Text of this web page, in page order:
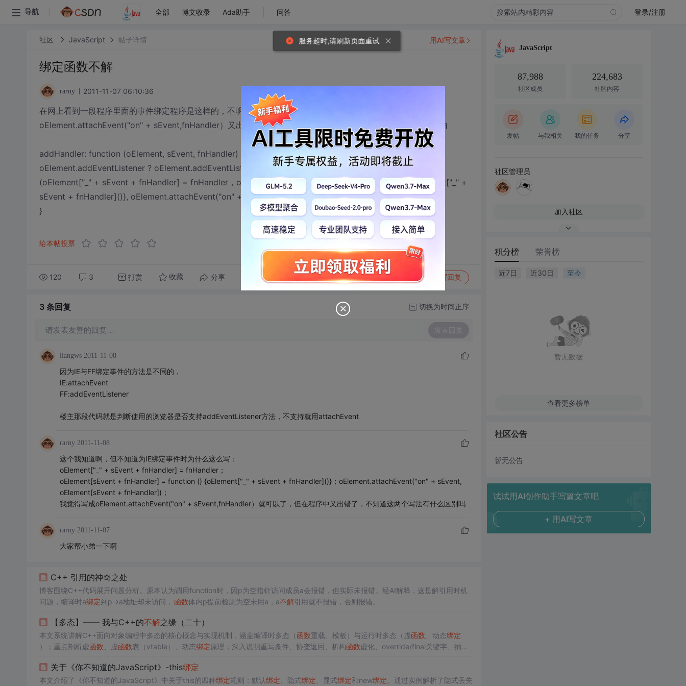
导航 全部 博文收录 Ada助手 问答 登录/注册
社区 JavaScript 帖子详情
绑定函数不解
rarny 2011-11-07 06:10:36
在网上看到一段程序里面的事件绑定程序是这样的，不明白对IE的绑定程序为什么搞的这么复杂?直接用
oElement.attachEvent("on" + sEvent,fnHandler）又出错了，高手指教啊，这样写的用意是什么，实在看不明白
addHandler: function (oElement, sEvent, fnHandler) {
oElement.addEventListener ? oElement.addEventListener(sEvent, fnHandler, false) :
(oElement["_" + sEvent + fnHandler] = fnHandler，oElement[sEvent + fnHandler] = function () {oElement["_" +
sEvent + fnHandler]()}, oElement.attachEvent("on" + sEvent, oElement[sEvent + fnHandler]))
}
给本帖投票
120 3 打赏 收藏 分享 转发到动态 举报 写回复
用AI写文章
3 条回复 切换为时间正序
请发表友善的回复… 发表回复
liangws 2011-11-08
因为IE与FF绑定事件的方法是不同的，
IE:attachEvent
FF:addEventListener
楼主那段代码就是判断使用的浏览器是否支持addEventListener方法，不支持就用attachEvent
rarny 2011-11-08
这个我知道啊，但不知道为IE绑定事件时为什么这么写：
oElement["_" + sEvent + fnHandler] = fnHandler；
oElement[sEvent + fnHandler] = function () {oElement["_" + sEvent + fnHandler]()}；oElement.attachEvent("on" + sEvent,
oElement[sEvent + fnHandler])；
我觉得写成oElement.attachEvent("on" + sEvent,fnHandler）就可以了，但在程序中又出错了，不知道这两个写法有什么区别吗
rarny 2011-11-07
大家帮小弟一下啊
C++ 引用的神奇之处
博客围绕C++代码展开问题分析。原本认为调用function时，因p为空指针访问成员a会报错，但实际未报错。经AI解释，这是解引用时机
问题，编译时a绑定到p->a地址却未访问， 函数体内p提前检测为空未用a，a不解引用就不报错，否则报错。
【多态】—— 我与C++的不解之缘（二十）
本文系统讲解C++面向对象编程中多态的核心概念与实现机制，涵盖编译时多态（ 函数重载、模板）与运行时多态（虚函数 、动态绑定
）；重点剖析虚函数 、虚函数表（vtable）、动态绑定原理；深入说明重写条件、协变返回、析构函数虚化、override/final关键字、抽象
关于《你不知道的JavaScript》-this绑定
本文介绍了《你不知道的JavaScript》中关于this的四种绑定规则：默认绑定 、隐式绑定 、显式绑定和new绑定 。通过实例解析了隐式丢失
JavaScript
87,988
社区成员
224,683
社区内容
发帖 与我相关 我的任务 分享
社区管理员
加入社区
积分榜 荣誉榜
近7日 近30日 至今
暂无数据
查看更多榜单
社区公告
暂无公告
试试用AI创作助手写篇文章吧
+ 用AI写文章
服务超时,请刷新页面重试